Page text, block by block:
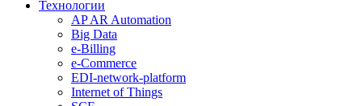
Технологии
AP AR Automation
Big Data
e-Billing
e-Commerce
EDI-network-platform
Internet of Things